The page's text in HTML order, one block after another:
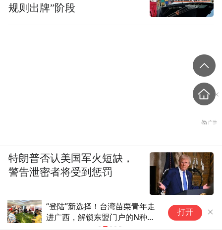
格兰云天浙江首店落子杭州，杭
州钱江格兰云天沛芮酒店焕新启
汤臣集团发
85%-90%
打开
规则出牌”阶段
特朗普否认美国军火短缺，
警告泄密者将受到惩罚